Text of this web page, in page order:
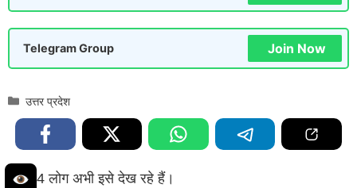
Telegram Group Join Now
Categories
उत्तर प्रदेश
3 लोग अभी इसे देख रहे हैं।